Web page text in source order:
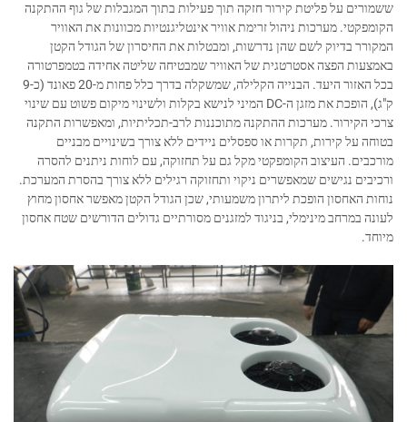
ששמורים על פליטת קירור חזקה תוך פעילות בתוך המגבלות של גוף ההתקנה
הקומפקטי. מערכות ניהול זרימת אוויר אינטליגנטיות מכוונות את האוויר
המקורר בדיוק לשם שהן נדרשות, ומבטלות את החיסרון של הגודל הקטן
באמצעות הפצה אסטרטגית של האוויר שמבטיחה שליטה אחידה בטמפרטורה
בכל האזור היעד. הבנייה הקלילה, שמשקלה בדרך כלל פחות מ-20 פאונד (כ-9
ק"ג), הופכת את מזגן ה-DC המיני לנישא בקלות ולשינוי מיקום פשוט עם שינוי
צרכי הקירור. מערכות ההתקנה מתוכננות לרב-תכליתיות, ומאפשרות התקנה
בטוחה על קירות, תקרות או ספסלים ניידים ללא צורך בשינויים מבניים
מורכבים. העיצוב הקומפקטי מקל גם על תחזוקה, עם לוחות ניתנים להסרה
ורכיבים נגישים שמאפשרים ניקוי ותחזוקה רגילים ללא צורך בהסרת המערכת.
נוחות האחסון הופכת ליתרון משמעותי, שכן הגודל הקטן מאפשר אחסון מחוץ
לעונה במרחב מינימלי, בניגוד למזגנים מסורתיים גדולים הדורשים שטח אחסון
מיוחד.